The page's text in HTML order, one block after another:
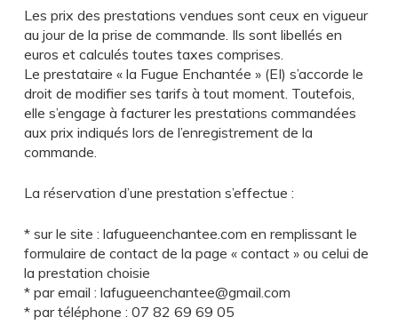
Les prix des prestations vendues sont ceux en vigueur
au jour de la prise de commande. Ils sont libellés en
euros et calculés toutes taxes comprises.
Le prestataire « la Fugue Enchantée » (EI) s’accorde le
droit de modifier ses tarifs à tout moment. Toutefois,
elle s’engage à facturer les prestations commandées
aux prix indiqués lors de l’enregistrement de la
commande.
La réservation d’une prestation s’effectue :
* sur le site : lafugueenchantee.com en remplissant le
formulaire de contact de la page « contact » ou celui de
la prestation choisie
* par email : lafugueenchantee@gmail.com
* par téléphone : 07 82 69 69 05